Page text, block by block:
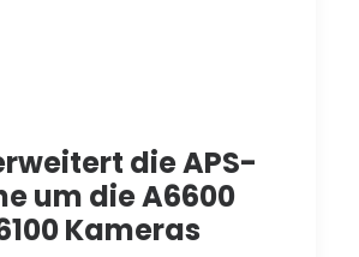
die APS-
um die A6600
Kameras